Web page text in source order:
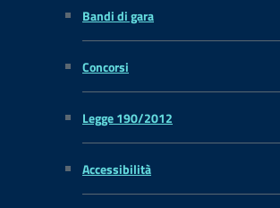
Bandi di gara
Concorsi
Legge 190/2012
Accessibilità